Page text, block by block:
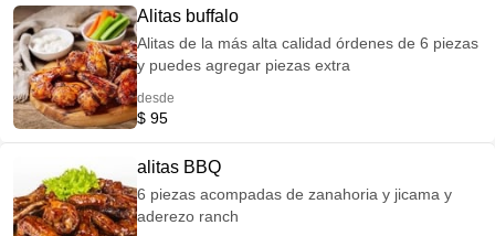
Alitas buffalo
Alitas de la más alta calidad órdenes de 6 piezas
y puedes agregar piezas extra
desde
$ 95
alitas BBQ
6 piezas acompadas de zanahoria y jicama y
aderezo ranch